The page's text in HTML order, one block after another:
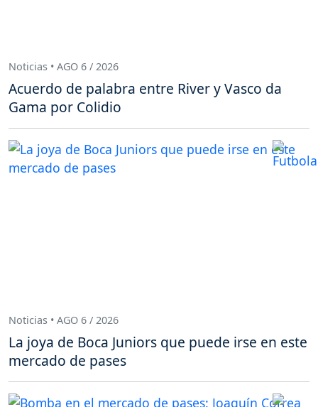
Noticias • AGO 6 / 2026
Acuerdo de palabra entre River y Vasco da
Gama por Colidio
Noticias • AGO 6 / 2026
La joya de Boca Juniors que puede irse en este
mercado de pases